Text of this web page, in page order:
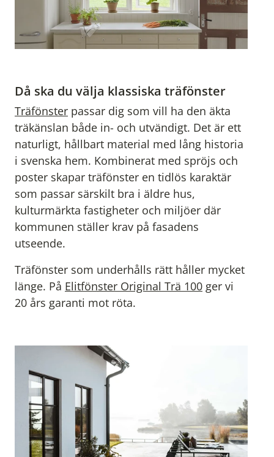
Då ska du välja klassiska träfönster
Träfönster passar dig som vill ha den äkta
träkänslan både in- och utvändigt. Det är ett
naturligt, hållbart material med lång historia
i svenska hem. Kombinerat med spröjs och
poster skapar träfönster en tidlös karaktär
som passar särskilt bra i äldre hus,
kulturmärkta fastigheter och miljöer där
kommunen ställer krav på fasadens
utseende.
Träfönster som underhålls rätt håller mycket
länge. På Elitfönster Original Trä 100 ger vi
20 års garanti mot röta.